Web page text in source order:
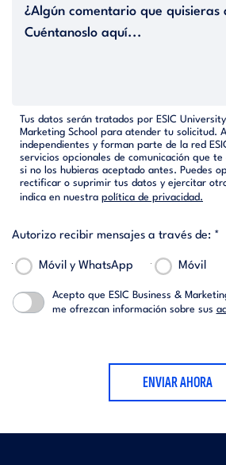
Tus datos serán tratados por ESIC
Marketing School para atender tu solicitud.
independientes y forman parte de la red
servicios opcionales de comunicación que
si no los hubieras aceptado antes. Puedes
rectificar o suprimir tus datos y ejercitar
indica en nuestra política de privacidad.
Autorizo recibir mensajes a través de: *
Móvil y WhatsApp Móvil
Acepto que ESIC Business &
me ofrezcan información sobre sus
ENVIAR AHORA